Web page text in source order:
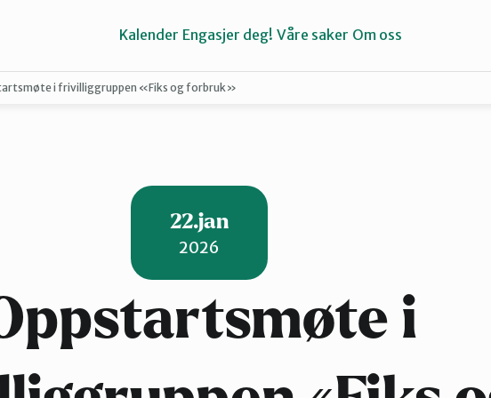
Kvinnherad
Kalender Engasjer deg! Våre saker Om oss
i frivilliggruppen «Fiks og forbruk»
22.jan
2026
i